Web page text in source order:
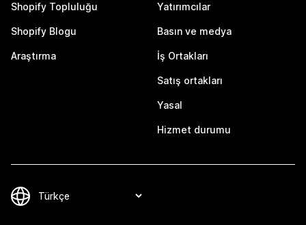
Shopify Topluluğu
Shopify Blogu
Araştırma
Yatırımcılar
Basın ve medya
İş Ortakları
Satış ortakları
Yasal
Hizmet durumu